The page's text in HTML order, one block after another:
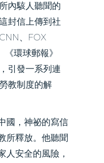
內駭人聽聞的
封信上傳到社
、FOX
環球郵報》
引發一系列連
教制度的解
，神祕的寫信
所釋放。他聽聞
人安全的風險，